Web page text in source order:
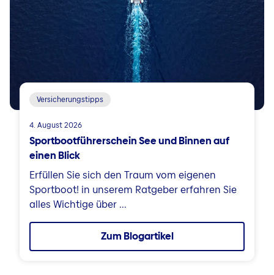
Versicherungstipps
4. August 2026
Sportbootführerschein See und Binnen auf
einen Blick
Erfüllen Sie sich den Traum vom eigenen
Sportboot! in unserem Ratgeber erfahren Sie
alles Wichtige über ...
Zum Blogartikel